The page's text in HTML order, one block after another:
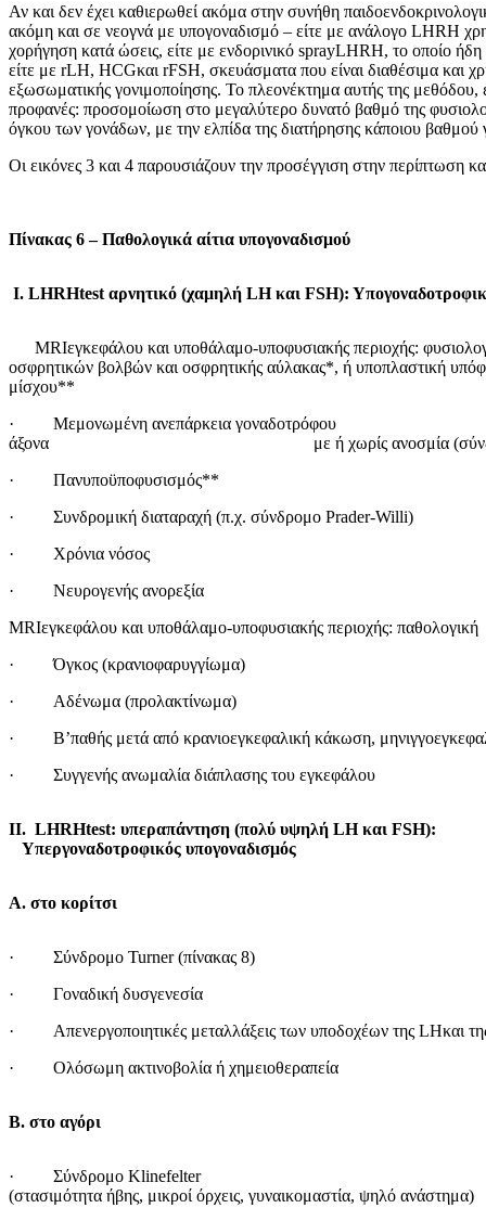
Αν και δεν έχει καθιερωθεί ακόμα στην συνήθη
ακόμη και σε νεογνά με υπογοναδισμό – είτε με ανάλογο LHRH
χορήγηση κατά ώσεις, είτε με ενδορινικό sprayLHRH, το οποίο
είτε με rLH, HCGκαι rFSH, σκευάσματα που είναι διαθέσιμα και
εξωσωματικής γονιμοποίησης. Το πλεονέκτημα αυτής της μεθόδου,
προφανές: προσομοίωση στο μεγαλύτερο δυνατό βαθμό της
όγκου των γονάδων, με την ελπίδα της διατήρησης κάποιου βαθμού
Οι εικόνες 3 και 4 παρουσιάζουν την προσέγγιση στην περίπτωση
Πίνακας 6 – Παθολογικά αίτια υπογοναδισμού
Ι. LHRHtest αρνητικό (χαμηλή LH και FSH):
MRIεγκεφάλου και υποθάλαμο-υποφυσιακής περιοχής:
οσφρητικών βολβών και οσφρητικής αύλακας*, ή υποπλαστική
μίσχου**
· Μεμονωμένη ανεπάρκεια γοναδοτρόφου
άξονα με ή χωρίς ανοσμία (σύνδρομο
· Πανυποϋποφυσισμός**
· Συνδρομική διαταραχή (π.χ. σύνδρομο Prader-Willi)
· Χρόνια νόσος
· Νευρογενής ανορεξία
MRIεγκεφάλου και υποθάλαμο-υποφυσιακής περιοχής: παθολογική
· Όγκος (κρανιοφαρυγγίωμα)
· Αδένωμα (προλακτίνωμα)
· Β’παθής μετά από κρανιοεγκεφαλική κάκωση,
· Συγγενής ανωμαλία διάπλασης του εγκεφάλου
ΙΙ. LHRHtest: υπεραπάντηση (πολύ υψηλή LH και
Υπεργοναδοτροφικός υπογοναδισμός
Α. στο κορίτσι
· Σύνδρομο Turner (πίνακας 8)
· Γοναδική δυσγενεσία
· Απενεργοποιητικές μεταλλάξεις των υποδοχέων της LHκαι
· Ολόσωμη ακτινοβολία ή χημειοθεραπεία
Β. στο αγόρι
· Σύνδρομο
(στασιμότητα ήβης, μικροί όρχεις, γυναικομαστία, ψηλό ανάστημα)